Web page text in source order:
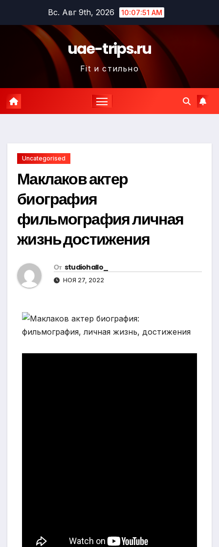
содержимому
Вс. Авг 9th, 2026 10:07:52 AM
uae-trips.ru
Fit и стильно
Uncategorised
Маклаков актер
биография
фильмография личная
жизнь достижения
От studiohallo_
НОЯ 27, 2022